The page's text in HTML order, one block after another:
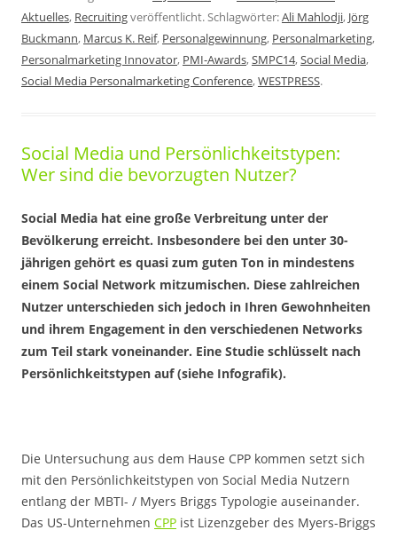
Aktuelles, Recruitingveröffentlicht. Schlagwörter:Ali Mahlodji, Jörg
Buckmann, Marcus K. Reif, Personalgewinnung, Personalmarketing,
Personalmarketing Innovator, PMI-Awards,SMPC14,Social Media,
Social Media Personalmarketing Conference,WESTPRESS.
Social Media und Persönlichkeitstypen:
Wer sind die bevorzugten Nutzer?
Social Media hat eine große Verbreitung unter der
Bevölkerung erreicht. Insbesondere bei den unter 30-
jährigen gehört es quasi zum guten Ton in mindestens
einem Social Network mitzumischen. Diese zahlreichen
Nutzer unterschieden sich jedoch in Ihren Gewohnheiten
und ihrem Engagement in den verschiedenen Networks
zum Teil stark voneinander. Eine Studie schlüsselt nach
Persönlichkeitstypen auf (siehe Infografik).
Die Untersuchung aus dem Hause CPP kommen setzt sich
mit den Persönlichkeitstypen von Social Media Nutzern
entlang der MBTI- / Myers Briggs Typologie auseinander.
Das US-Unternehmen CPP ist Lizenzgeber des Myers-Briggs